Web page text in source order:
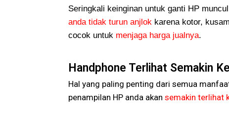
Seringkali keinginan untuk ganti HP
anda tidak turun anjlokkarena kotor,
cocok untuk menjaga harga jualnya.
Handphone Terlihat Semakin
Hal yang paling penting dari semua
penampilan HP anda akan semakin terlihat